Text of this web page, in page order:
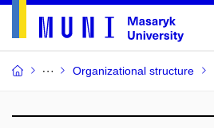
Organizational structure